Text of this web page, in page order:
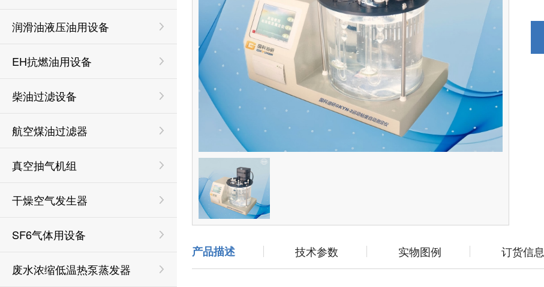
润滑油液压油用设备
EH抗燃油用设备
柴油过滤设备
航空煤油过滤器
真空抽气机组
干燥空气发生器
SF6气体用设备
废水浓缩低温热泵蒸发器
产品描述 技术参数 实物图例 订货信息